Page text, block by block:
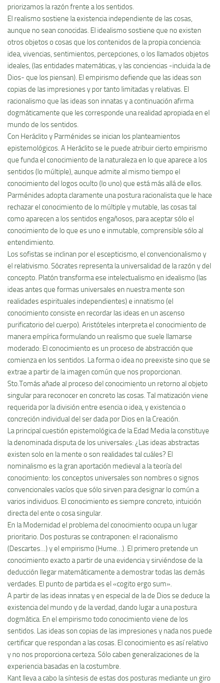
priorizamos la razón frente a los sentidos.
El realismo sostiene la existencia independiente de las cosas,
aunque no sean conocidas. El idealismo sostiene que no existen
otros objetos o cosas que los contenidos de la propia conciencia:
idea, vivencias, sentimientos, percepciones, o los llamados objetos
ideales, (las entidades matemáticas, y las conciencias -incluida la de
Dios- que los piensan). El empirismo defiende que las ideas son
copias de las impresiones y por tanto limitadas y relativas. El
racionalismo que las ideas son innatas y a continuación afirma
dogmáticamente que les corresponde una realidad apropiada en el
mundo de los sentidos.
Con Heráclito y Parménides se inician los planteamientos
epistemológicos. A Heráclito se le puede atribuir cierto empirismo
que funda el conocimiento de la naturaleza en lo que aparece a los
sentidos (lo múltiple), aunque admite al mismo tiempo el
conocimiento del logos oculto (lo uno) que está más allá de ellos.
Parménides adopta claramente una postura racionalista que le hace
rechazar el conocimiento de lo múltiple y mutable, las cosas tal
como aparecen a los sentidos engañosos, para aceptar sólo el
conocimiento de lo que es uno e inmutable, comprensible sólo al
entendimiento.
Los sofistas se inclinan por el escepticismo, el convencionalismo y
el relativismo. Sócrates representa la universalidad de la razón y del
concepto. Platón transforma ese intelectualismo en idealismo (las
ideas antes que formas universales en nuestra mente son
realidades espirituales independientes) e innatismo (el
conocimiento consiste en recordar las ideas en un ascenso
purificatorio del cuerpo). Aristóteles interpreta el conocimiento de
manera empí­rica formulando un realismo que suele llamarse
moderado: El conocimiento es un proceso de abstracción que
comienza en los sentidos. La forma o idea no preexiste sino que se
extrae a partir de la imagen común que nos proporcionan.
Sto.Tomás añade al proceso del conocimiento un retorno al objeto
singular para reconocer en concreto las cosas. Tal matización viene
requerida por la división entre esencia o idea, y existencia o
concreción individual del ser dada por Dios en la Creación.
La principal cuestión epistemológica de la Edad Media la constituye
la denominada disputa de los universales: ¿Las ideas abstractas
existen solo en la mente o son realidades tal cuáles? El
nominalismo es la gran aportación medieval a la teorí­a del
conocimiento: los conceptos universales son nombres o signos
convencionales vací­os que sólo sirven para designar lo común a
varios individuos. El conocimiento es siempre concreto, intuición
directa del ente o cosa singular.
En la Modernidad el problema del conocimiento ocupa un lugar
prioritario. Dos posturas se contraponen: el racionalismo
(Descartes…) y el empirismo (Hume…). El primero pretende un
conocimiento exacto a partir de una evidencia y sirviéndose de la
deducción llegar matemáticamente a demostrar todas las demás
verdades. El punto de partida es el «cogito ergo sum».
A partir de las ideas innatas y en especial de la de Dios se deduce la
existencia del mundo y de la verdad, dando lugar a una postura
dogmática. En el empirismo todo conocimiento viene de los
sentidos. Las ideas son copias de las impresiones y nada nos puede
certificar que respondan a las cosas. El conocimiento es así­ relativo
y no nos proporciona certeza. Sólo caben generalizaciones de la
experiencia basadas en la costumbre.
Kant lleva a cabo la sí­ntesis de estas dos posturas mediante un giro